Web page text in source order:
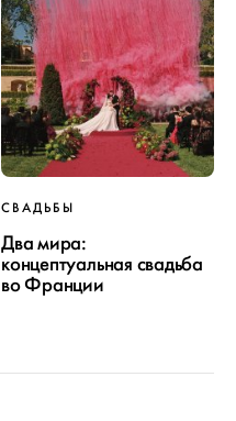
СВАДЬБЫ
Два мира:
концептуальная свадьба
во Франции